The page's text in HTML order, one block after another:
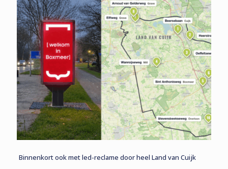
Binnenkort ook met led-reclame door heel Land van Cuijk